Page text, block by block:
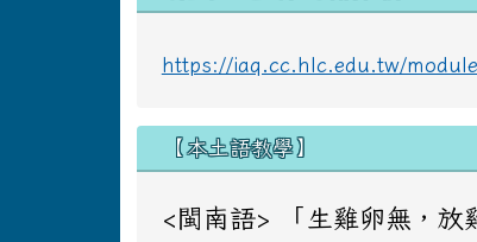
https://iaq.cc.hlc.edu.tw/
【本土語教學】
<閩南語> 「生雞卵無，